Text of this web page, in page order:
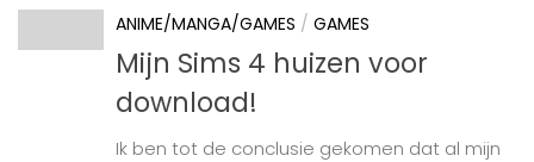
ANIME/MANGA/GAMES / GAMES
Mijn Sims 4 huizen voor
download!
Ik ben tot de conclusie gekomen dat al mijn